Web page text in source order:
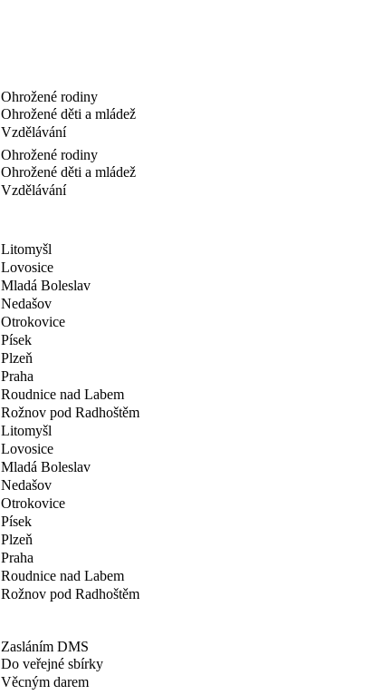
Ohrožené rodiny
Ohrožené děti a mládež
Vzdělávání
Ohrožené rodiny
Ohrožené děti a mládež
Vzdělávání
Litomyšl
Lovosice
Mladá Boleslav
Nedašov
Otrokovice
Písek
Plzeň
Praha
Roudnice nad Labem
Rožnov pod Radhoštěm
Litomyšl
Lovosice
Mladá Boleslav
Nedašov
Otrokovice
Písek
Plzeň
Praha
Roudnice nad Labem
Rožnov pod Radhoštěm
Zasláním DMS
Do veřejné sbírky
Věcným darem